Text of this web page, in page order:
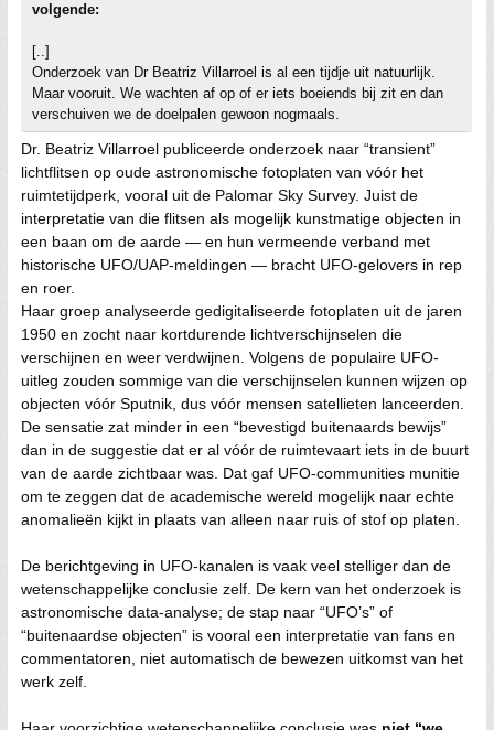
volgende:
[..]
Onderzoek van Dr Beatriz Villarroel is al een tijdje uit natuurlijk.
Maar vooruit. We wachten af op of er iets boeiends bij zit en dan
verschuiven we de doelpalen gewoon nogmaals.
Dr. Beatriz Villarroel publiceerde onderzoek naar “transient”
lichtflitsen op oude astronomische fotoplaten van vóór het
ruimtetijdperk, vooral uit de Palomar Sky Survey. Juist de
interpretatie van die flitsen als mogelijk kunstmatige objecten in
een baan om de aarde — en hun vermeende verband met
historische UFO/UAP-meldingen — bracht UFO-gelovers in rep
en roer.
Haar groep analyseerde gedigitaliseerde fotoplaten uit de jaren
1950 en zocht naar kortdurende lichtverschijnselen die
verschijnen en weer verdwijnen. Volgens de populaire UFO-
uitleg zouden sommige van die verschijnselen kunnen wijzen op
objecten vóór Sputnik, dus vóór mensen satellieten lanceerden.
De sensatie zat minder in een “bevestigd buitenaards bewijs”
dan in de suggestie dat er al vóór de ruimtevaart iets in de buurt
van de aarde zichtbaar was. Dat gaf UFO-communities munitie
om te zeggen dat de academische wereld mogelijk naar echte
anomalieën kijkt in plaats van alleen naar ruis of stof op platen.
De berichtgeving in UFO-kanalen is vaak veel stelliger dan de
wetenschappelijke conclusie zelf. De kern van het onderzoek is
astronomische data-analyse; de stap naar “UFO’s” of
“buitenaardse objecten” is vooral een interpretatie van fans en
commentatoren, niet automatisch de bewezen uitkomst van het
werk zelf.